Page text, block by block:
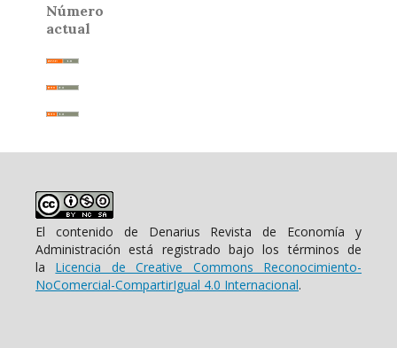
Número
actual
El contenido de Denarius Revista de Economía y
Administración está registrado bajo los términos de
la Licencia de Creative Commons Reconocimiento-
NoComercial-CompartirIgual 4.0 Internacional.